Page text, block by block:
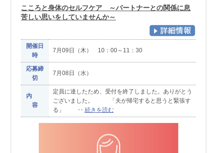
こころと身体のセルフケア ～パートナーとの関係に息
苦しい思いをしていませんか～
開催日
時
7月09日（木） 10：00～11：30
応募締
切
7月08日（水）
内
容
定員に達したため、受付を終了しました。ありがとう
ございました。 「夫が帰宅すると思うと緊張す
る」 ‥ 続きを読む